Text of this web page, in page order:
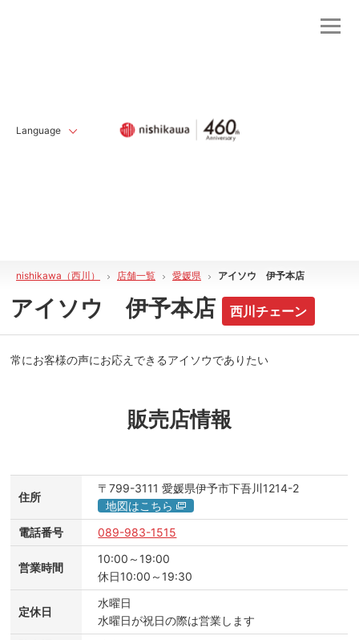
Language
nishikawa（西川） 店舗一覧 愛媛県 アイソウ 伊予本店
アイソウ 伊予本店 西川チェーン
常にお客様の声にお応えできるアイソウでありたい
販売店情報
住所
〒799-3111 愛媛県伊予市下吾川1214-2
地図はこちら
電話番号
089-983-1515
営業時間
10:00～19:00
休日10:00～19:30
定休日
水曜日
水曜日が祝日の際は営業します